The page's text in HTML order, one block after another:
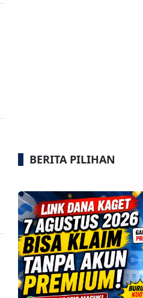
BERITA PILIHAN